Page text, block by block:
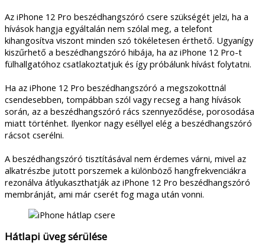
Az iPhone 12 Pro beszédhangszóró csere szükségét jelzi, ha a
hívások hangja egyáltalán nem szólal meg, a telefont
kihangosítva viszont minden szó tökéletesen érthető. Ugyanígy
kiszűrhető a beszédhangszóró hibája, ha az iPhone 12 Pro-t
fülhallgatóhoz csatlakoztatjuk és így próbálunk hívást folytatni.
Ha az iPhone 12 Pro beszédhangszóró a megszokottnál
csendesebben, tompábban szól vagy recseg a hang hívások
során, az a beszédhangszóró rács szennyeződése, porosodása
miatt történhet. Ilyenkor nagy eséllyel elég a beszédhangszóró
rácsot cserélni.
A beszédhangszóró tisztításával nem érdemes várni, mivel az
alkatrészbe jutott porszemek a különböző hangfrekvenciákra
rezonálva átlyukaszthatják az iPhone 12 Pro beszédhangszóró
membránját, ami már cserét fog maga után vonni.
Hátlapi üveg sérülése